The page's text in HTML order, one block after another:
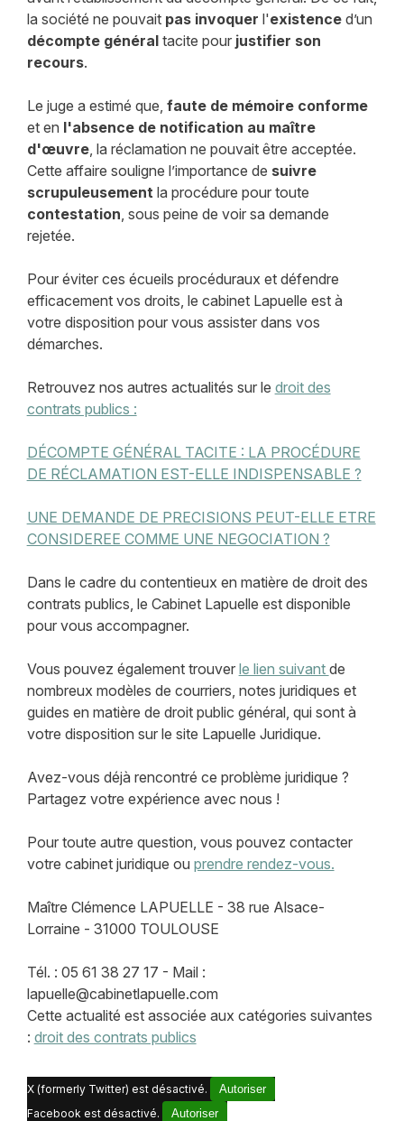
la société ne pouvaitpas invoquer l'existenced’un
décompte généraltacite pour justifier son
recours.
Le juge a estimé que, faute de mémoire conforme
et en l'absence de notification au maître
d'œuvre, la réclamation ne pouvait être acceptée.
Cette affaire souligne l’importance de suivre
scrupuleusement la procédure pour toute
contestation , sous peine de voir sa demande
rejetée.
Pour éviter ces écueils procéduraux et défendre
efficacement vos droits, le cabinet Lapuelle est à
votre disposition pour vous assister dans vos
démarches.
Retrouvez nos autres actualités sur le droit des
contrats publics :
DÉCOMPTE GÉNÉRAL TACITE : LA PROCÉDURE
DE RÉCLAMATION EST-ELLE INDISPENSABLE ?
UNE DEMANDE DE PRECISIONS PEUT-ELLE ETRE
CONSIDEREE COMME UNE NEGOCIATION ?
Dans le cadre du contentieux en matière de droit des
contrats publics, le Cabinet Lapuelle est disponible
pour vous accompagner.
Vous pouvez également trouver le lien suivant de
nombreux modèles de courriers, notes juridiques et
guides en matière de droit public général, qui sont à
votre disposition sur le site Lapuelle Juridique.
Avez-vous déjà rencontré ce problème juridique ?
Partagez votre expérience avec nous !
Pour toute autre question, vous pouvez contacter
votre cabinet juridique ou prendre rendez-vous.
Maître Clémence LAPUELLE - 38 rue Alsace-
Lorraine - 31000 TOULOUSE
Tél. : 05 61 38 27 17 - Mail :
lapuelle@cabinetlapuelle.com
Cette actualité est associée aux catégories suivantes
: droit des contrats publics
X (formerly Twitter) est désactivé.
Autoriser
Facebook est désactivé.
Autoriser